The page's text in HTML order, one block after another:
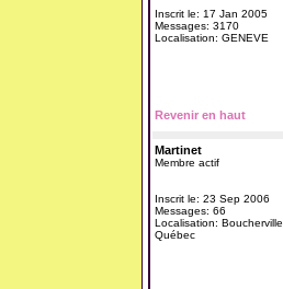
Inscrit le: 17 Jan 2005
Messages: 3170
Localisation: GENEVE
Revenir en haut
Martinet
Membre actif
Inscrit le: 23 Sep 2006
Messages: 66
Localisation: Boucherville,
Québec